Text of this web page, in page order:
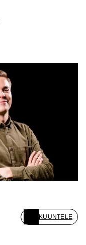
KUUNTELE